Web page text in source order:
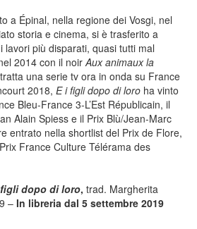
a Épinal, nella regione dei Vosgi, nel
storia e cinema, si è trasferito a
lavori più disparati, quasi tutti mal
2014 con il noirAux animaux la
una serie tv ora in onda su France
2018, E i figli dopo di loro ha vinto
Bleu-France 3-L’Est Républicain, il
Alain Spiess e il Prix Blù/Jean-Marc
entrato nella shortlist del Prix de Flore,
France Culture Télérama des
dopo di loro, trad. Margherita
– In libreria dal 5 settembre 2019